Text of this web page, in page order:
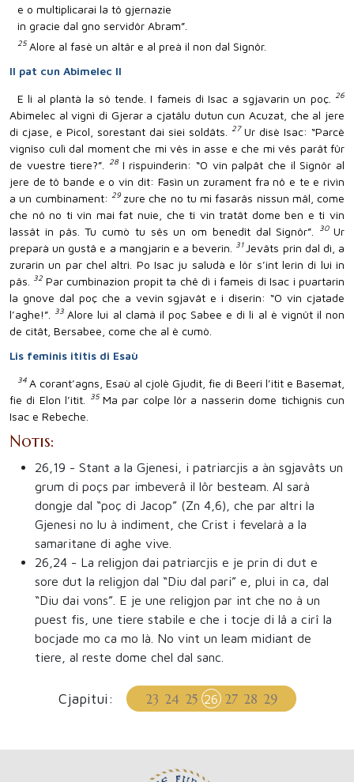
e o multiplicarai la tô gjernazie
in gracie dal gno servidôr Abram”.
25 Alore al fasè un altâr e al preà il non dal Signôr.
Il pat cun Abimelec II
E li al plantà la sô tende. I fameis di Isac a sgjavarin un poç. 26
Abimelec al vignì di Gjerar a cjatâlu dutun cun Acuzat, che al jere
di cjase, e Picol, sorestant dai siei soldâts.
27 Ur disè Isac: “Parcè
vignîso culì dal moment che mi vês in asse e che mi vês parât fûr
de vuestre tiere?”.
28 I rispuinderin: “O vin palpât che il Signôr al
jere de tô bande e o vin dit: Fasìn un zurament fra nô e te e rivìn
a un cumbinament:
29 zure che no tu mi fasarâs nissun mâl, come
che nô no ti vin mai fat nuie, che ti vin tratât dome ben e ti vin
lassât in pâs. Tu cumò tu sês un om benedît dal Signôr”.
30Ur
preparà un gustâ e a mangjarin e a beverin.
31 Jevâts prin dal dì, a
zurarin un par chel altri. Po Isac ju saludà e lôr s’int lerin di lui in
pâs.
32 Par cumbinazion propit ta chê dì i fameis di Isac i puartarin
la gnove dal poç che a vevin sgjavât e i diserin: “O vin cjatade
l’aghe!”.
33 Alore lui al clamà il poç Sabee e di li al è vignût il non
de citât, Bersabee, come che al è cumò.
Lis feminis ititis di Esaù
34 A corant’agns, Esaù al cjolè Gjudit, fie di Beeri l’itit e Basemat,
fie di Elon l’itit.
35 Ma par colpe lôr a nasserin dome tichignis cun
Isac e Rebeche.
Notis:
26,19 - Stant a la Gjenesi, i patriarcjis a àn sgjavâts un
grum di poçs par imbeverâ il lôr besteam. Al sarà
dongje dal “poç di Jacop” (Zn 4,6), che par altri la
Gjenesi no lu à indiment, che Crist i fevelarà a la
samaritane di aghe vive.
26,24 - La religjon dai patriarcjis e je prin di dut e
sore dut la religjon dal “Diu dal pari” e, plui in ca, dal
“Diu dai vons”. E je une religjon par int che no à un
puest fis, une tiere stabile e che i tocje di lâ a cirî la
bocjade mo ca mo là. No vint un leam midiant de
tiere, al reste dome chel dal sanc.
Cjapitui: 23 24 25 26 27 28 29